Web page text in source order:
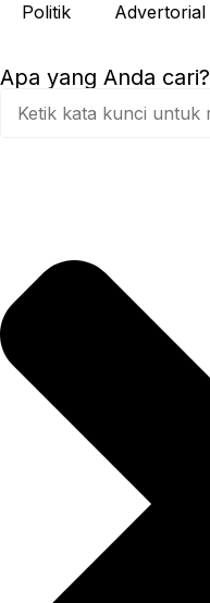
Politik Advertorial
Apa yang Anda cari?